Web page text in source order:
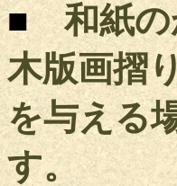
■ 和紙
木版画摺
を与える
す。